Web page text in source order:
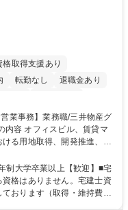
格取得支援あり
転勤なし
退職金あり
る用地取得、開発推進、賃
門において事務業務を担当
費用支払、支払管理、請
）・予算作成及び予実管
制大学卒業以上【歓迎】■宅
格はありません。宅建士資
おります（取得・維持費用